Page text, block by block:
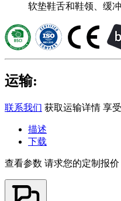
软垫鞋舌和鞋领、缓
运输:
联系我们 获取运输详情 享
描述
下载
查看参数 请求您的定制报价